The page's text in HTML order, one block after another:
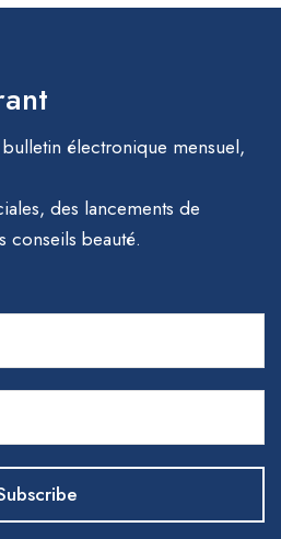
électronique mensuel,
des lancements de
conseils beauté.